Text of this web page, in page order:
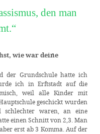
den man
wie war deine
der Grundschule hatte ich
ich in Erftstadt auf die
weil alle Kinder mit
geschickt wurden
waren, an eine
einen Schnitt von 2,3. Man
erst ab 3 Komma. Auf der